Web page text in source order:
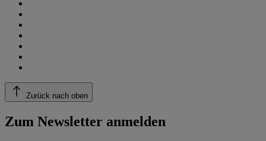
Zurück nach oben
Zum Newsletter anmelden